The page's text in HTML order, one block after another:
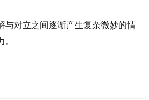
与对立之间逐渐产生复杂微妙的情